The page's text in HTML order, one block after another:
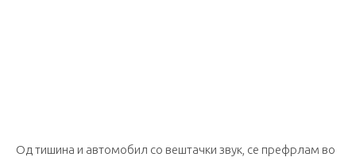
Од тишина и автомобил со вештачки звук, се префрлам во